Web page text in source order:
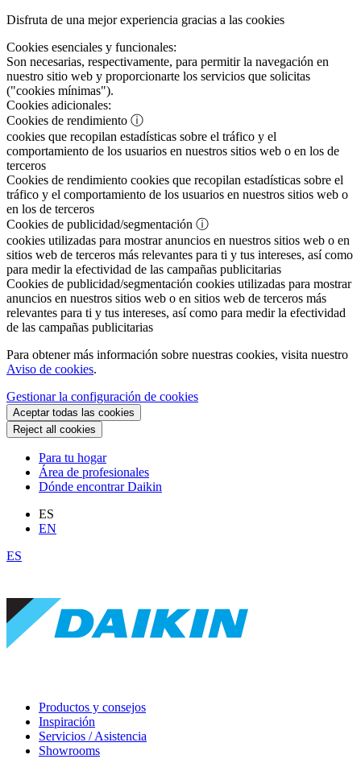
Disfruta de una mejor experiencia gracias a las cookies
Cookies esenciales y funcionales:
Son necesarias, respectivamente, para permitir la navegación en
nuestro sitio web y proporcionarte los servicios que solicitas
("cookies mínimas").
Cookies adicionales:
Cookies de rendimiento ⓘ
cookies que recopilan estadísticas sobre el tráfico y el
comportamiento de los usuarios en nuestros sitios web o en los de
terceros
Cookies de rendimiento cookies que recopilan estadísticas sobre el
tráfico y el comportamiento de los usuarios en nuestros sitios web o
en los de terceros
Cookies de publicidad/segmentación ⓘ
cookies utilizadas para mostrar anuncios en nuestros sitios web o en
sitios web de terceros más relevantes para ti y tus intereses, así como
para medir la efectividad de las campañas publicitarias
Cookies de publicidad/segmentación cookies utilizadas para mostrar
anuncios en nuestros sitios web o en sitios web de terceros más
relevantes para ti y tus intereses, así como para medir la efectividad
de las campañas publicitarias
Para obtener más información sobre nuestras cookies, visita nuestro
Aviso de cookies.
Gestionar la configuración de cookies
Aceptar todas las cookies
Reject all cookies
Para tu hogar
Área de profesionales
Dónde encontrar Daikin
ES
EN
ES
Productos y consejos
Inspiración
Servicios / Asistencia
Showrooms